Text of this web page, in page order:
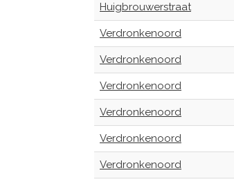
Huigbrouwerstraat
Verdronkenoord
Verdronkenoord
Verdronkenoord
Verdronkenoord
Verdronkenoord
Verdronkenoord